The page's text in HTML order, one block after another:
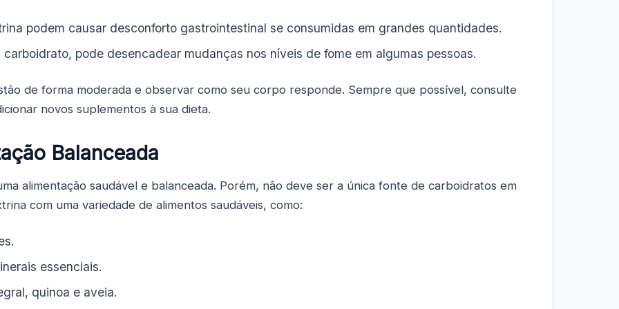
podem causar desconforto gastrointestinal se consumidas em grandes quantidades.
pode desencadear mudanças nos níveis de fome em algumas pessoas.
de forma moderada e observar como seu corpo responde. Sempre que possível, consulte
novos suplementos à sua dieta.
Balanceada
alimentação saudável e balanceada. Porém, não deve ser a única fonte de carboidratos em
com uma variedade de alimentos saudáveis, como:
essenciais.
quinoa e aveia.